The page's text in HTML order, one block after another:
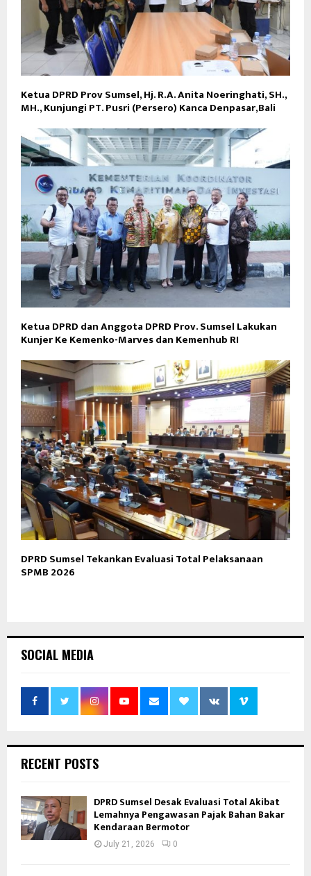
Ketua DPRD Prov Sumsel, Hj. R.A. Anita Noeringhati, SH.,
MH., Kunjungi PT. Pusri (Persero) Kanca Denpasar,Bali
Ketua DPRD dan Anggota DPRD Prov. Sumsel Lakukan
Kunjer Ke Kemenko-Marves dan Kemenhub RI
DPRD Sumsel Tekankan Evaluasi Total Pelaksanaan
SPMB 2026
SOCIAL MEDIA
RECENT POSTS
DPRD Sumsel Desak Evaluasi Total Akibat
Lemahnya Pengawasan Pajak Bahan Bakar
Kendaraan Bermotor
July 21, 2026 0